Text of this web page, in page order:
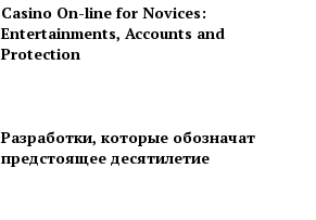
Casino On-line for Novices:
Entertainments, Accounts and
Protection
Разработки, которые обозначат
предстоящее десятилетие